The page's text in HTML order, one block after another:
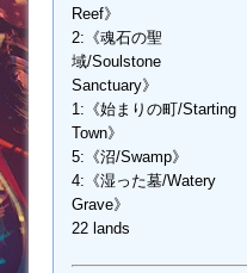
Reef》
2:《魂石の聖
域/Soulstone
Sanctuary》
1:《始まりの町/Starting
Town》
5:《沼/Swamp》
4:《湿った墓/Watery
Grave》
22 lands